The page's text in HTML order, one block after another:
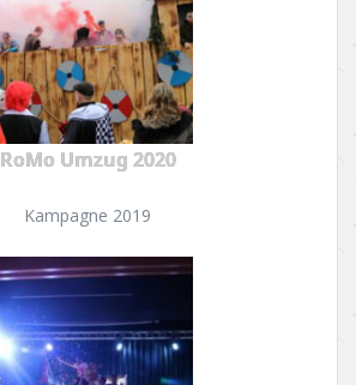
RoMo Umzug 2020
Kampagne 2019